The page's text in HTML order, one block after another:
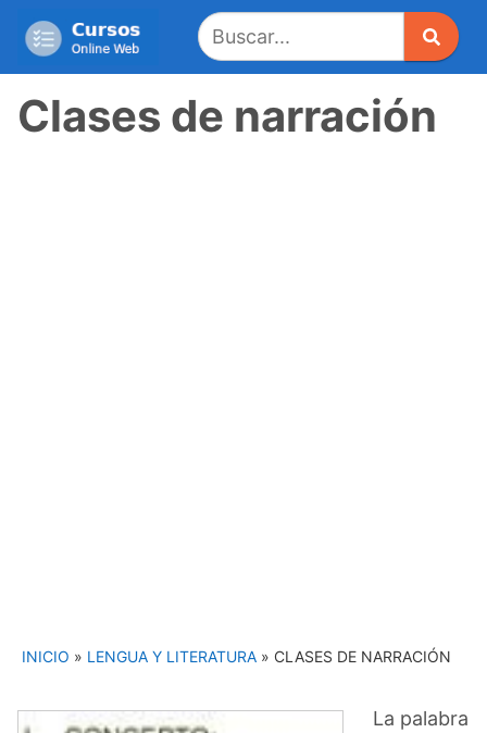
Clases de narración
INICIO » LENGUA Y LITERATURA » CLASES DE NARRACIÓN
La palabra